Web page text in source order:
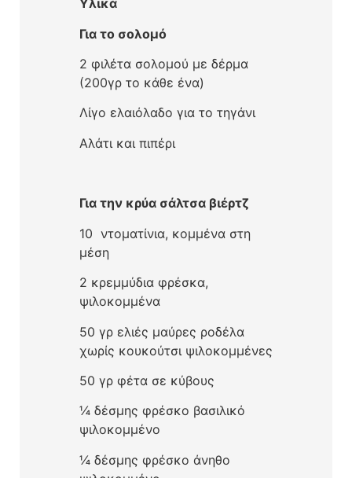
Υλικά
Για το σολομό
2 φιλέτα σολομού με δέρμα
(200γρ το κάθε ένα)
Λίγο ελαιόλαδο για το τηγάνι
Αλάτι και πιπέρι
Για την κρύα σάλτσα βιέρτζ
10 ντοματίνια, κομμένα στη
μέση
2 κρεμμύδια φρέσκα,
ψιλοκομμένα
50 γρ ελιές μαύρες ροδέλα
χωρίς κουκούτσι ψιλοκομμένες
50 γρ φέτα σε κύβους
¼ δέσμης φρέσκο βασιλικό
ψιλοκομμένο
¼ δέσμης φρέσκο άνηθο